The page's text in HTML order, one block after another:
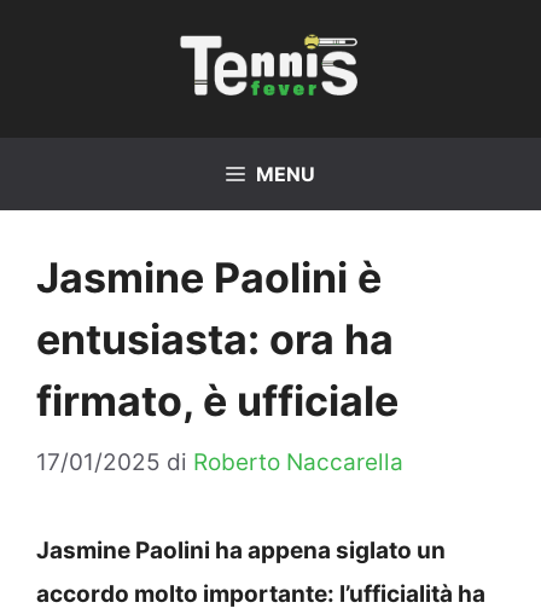
MENU
Jasmine Paolini è
entusiasta: ora ha
firmato, è ufficiale
17/01/2025 di Roberto Naccarella
Jasmine Paolini ha appena siglato un
accordo molto importante: l’ufficialità ha